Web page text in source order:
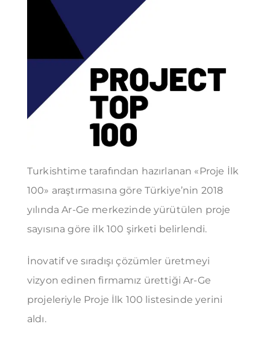
Turkishtime tarafından hazırlanan «Proje İlk
100» araştırmasına göre Türkiye’nin 2018
yılında Ar-Ge merkezinde yürütülen proje
sayısına göre ilk 100 şirketi belirlendi.
İnovatif ve sıradışı çözümler üretmeyi
vizyon edinen firmamız ürettiği Ar-Ge
projeleriyle Proje İlk 100 listesinde yerini
aldı.